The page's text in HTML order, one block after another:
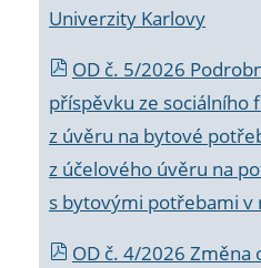
Univerzity Karlovy
OD č. 5/2026
příspěvku ze sociálního
z úvěru na bytové
z účelového úvěru na
s bytovými potřebami v
OD č. 4/2026 Změna